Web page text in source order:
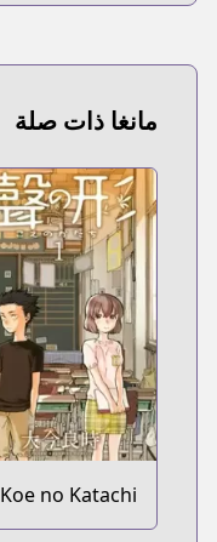
مانغا ذات صلة
Koe no Katachi